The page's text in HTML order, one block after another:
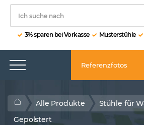
3% sparen bei Vorkasse Musterstühle
Referenzfotos
Alle Produkte
Stühle für
Gepolstert